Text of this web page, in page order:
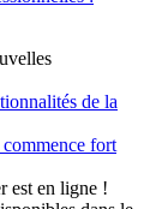
de la
fort
est en ligne !